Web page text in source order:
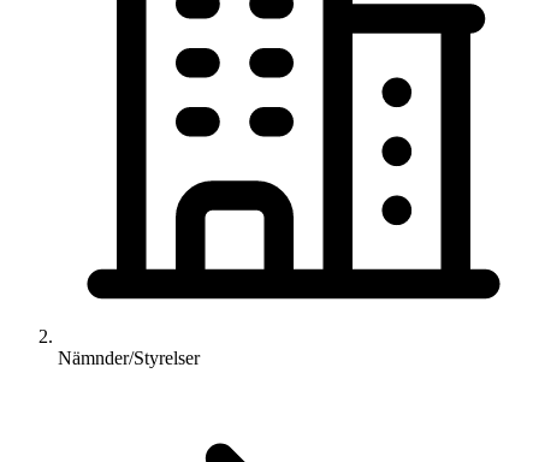
Nämnder/Styrelser